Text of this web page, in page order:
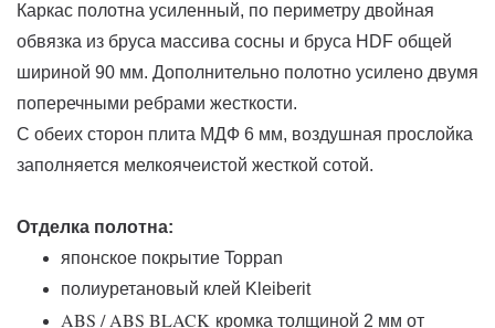
Каркас полотна усиленный, по периметру двойная
обвязка из бруса массива сосны и бруса HDF общей
шириной 90 мм. Дополнительно полотно усилено двумя
поперечными ребрами жесткости.
С обеих сторон плита МДФ 6 мм, воздушная прослойка
заполняется мелкоячеистой жесткой сотой.
Отделка полотна:
японское покрытие Toppan
полиуретановый клей Kleiberit
ABS / ABS BLACK кромка толщиной 2 мм от